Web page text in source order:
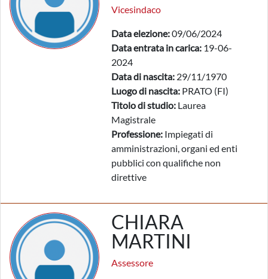
Vicesindaco
Data elezione:09/06/2024
Data entrata in carica: 19-06-
2024
Data di nascita: 29/11/1970
Luogo di nascita: PRATO (FI)
Titolo di studio: Laurea
Magistrale
Professione: Impiegati di
amministrazioni, organi ed enti
pubblici con qualifiche non
direttive
CHIARA
MARTINI
Assessore